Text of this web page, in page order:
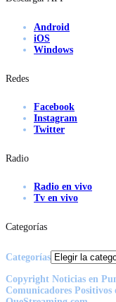
Android
iOS
Windows
Redes
Facebook
Instagram
Twitter
Radio
Radio en vivo
Tv en vivo
Categorías
Categorías
Copyright Noticias en
Comunicadores Positivos